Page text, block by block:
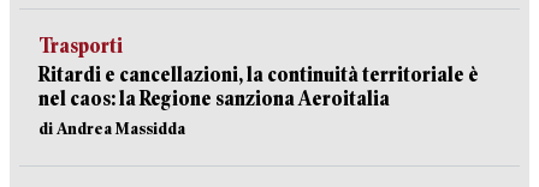
Trasporti
Ritardi e cancellazioni, la continuità territoriale è
nel caos: la Regione sanziona Aeroitalia
di Andrea Massidda